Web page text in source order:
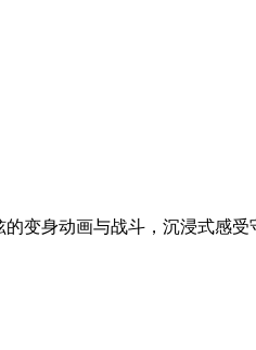
变身动画与战斗，沉浸式感